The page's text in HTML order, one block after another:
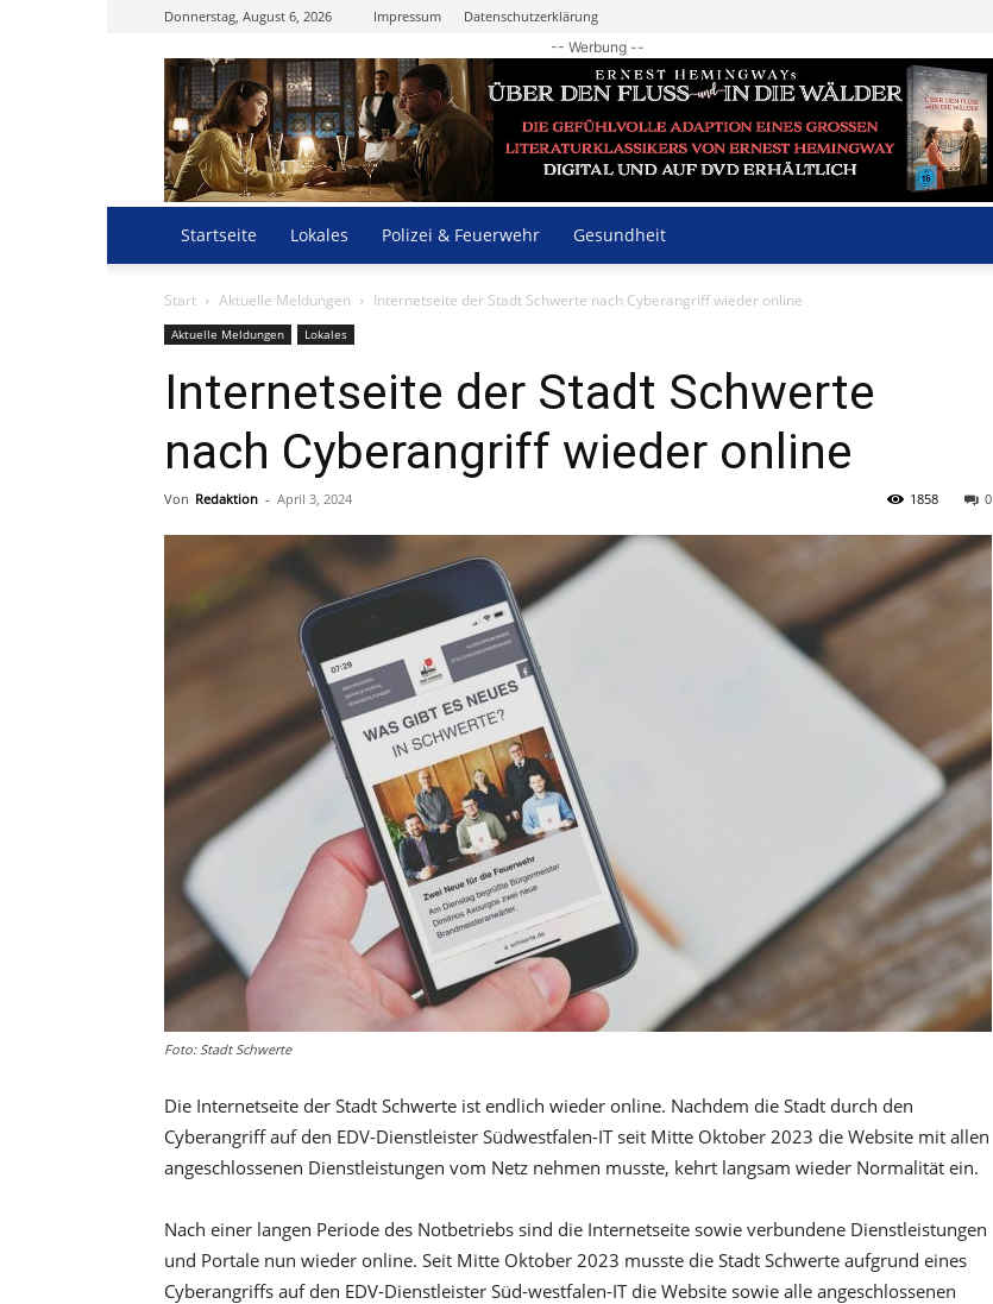
Donnerstag, August 6, 2026 Impressum Datenschutzerklärung
-- Werbung --
Startseite Lokales Polizei & Feuerwehr Gesundheit
Start Aktuelle Meldungen Internetseite der Stadt Schwerte nach Cyberangriff wieder online
Aktuelle Meldungen Lokales
Internetseite der Stadt Schwerte
nach Cyberangriff wieder online
Von Redaktion - April 3, 2024 0
1858
Foto: Stadt Schwerte
Die Internetseite der Stadt Schwerte ist endlich wieder online. Nachdem die Stadt durch den
Cyberangriff auf den EDV-Dienstleister Südwestfalen-IT seit Mitte Oktober 2023 die Website mit allen
angeschlossenen Dienstleistungen vom Netz nehmen musste, kehrt langsam wieder Normalität ein.
Nach einer langen Periode des Notbetriebs sind die Internetseite sowie verbundene Dienstleistungen
und Portale nun wieder online. Seit Mitte Oktober 2023 musste die Stadt Schwerte aufgrund eines
Cyberangriffs auf den EDV-Dienstleister Süd-westfalen-IT die Website sowie alle angeschlossenen